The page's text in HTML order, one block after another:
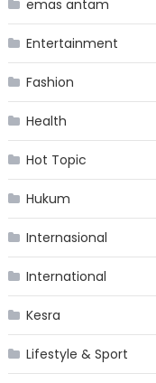
emas antam
Entertainment
Fashion
Health
Hot Topic
Hukum
Internasional
International
Kesra
Lifestyle & Sport